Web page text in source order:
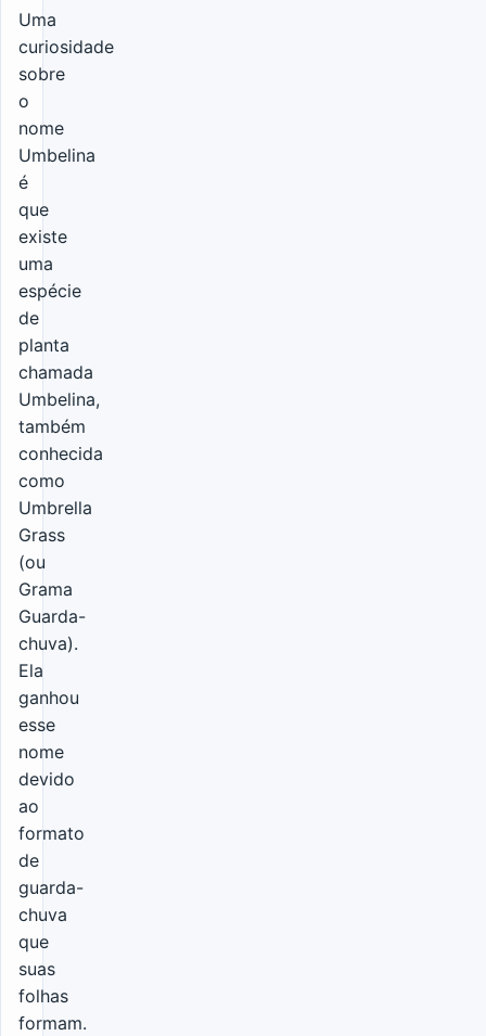
Uma
curiosidade
sobre
o
nome
Umbelina
é
que
existe
uma
espécie
de
planta
chamada
Umbelina,
também
conhecida
como
Umbrella
Grass
(ou
Grama
Guarda-
chuva).
Ela
ganhou
esse
nome
devido
ao
formato
de
guarda-
chuva
que
suas
folhas
formam.